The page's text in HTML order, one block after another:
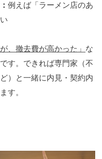
例えば「ラーメン店のあ
、撤去費が高かった」 な
す。できれば専門家（不
）と一緒に内見・契約内
す。